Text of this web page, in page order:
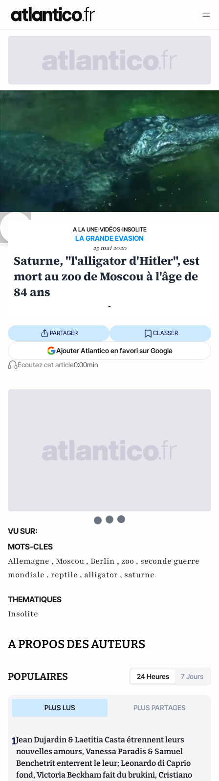
A LA UNE›VIDÉOS›INSOLITE
LA GRANDE EVASION
25 mai 2020
Saturne, "l'alligator d'Hitler", est
mort au zoo de Moscou à l'âge de
84 ans
-
Écoutez cet article0:00min
PARTAGER CLASSER
Ajouter Atlantico en favori sur Google
VU SUR:
MOTS-CLES
Allemagne , Moscou , Berlin , zoo , seconde guerre
mondiale , reptile , alligator , saturne
THEMATIQUES
Insolite
A PROPOS DES AUTEURS
POPULAIRES 24 Heures 7 Jours
PLUS LUS PLUS PARTAGES
1Jean Dujardin & Laetitia Casta étrennent leurs
nouvelles amours, Vanessa Paradis & Samuel
Benchetrit enterrent le leur; Leonardo di Caprio
fond, Victoria Beckham fait du brukini, Cristiano